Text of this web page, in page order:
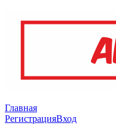
Главная
РегистрацияВход